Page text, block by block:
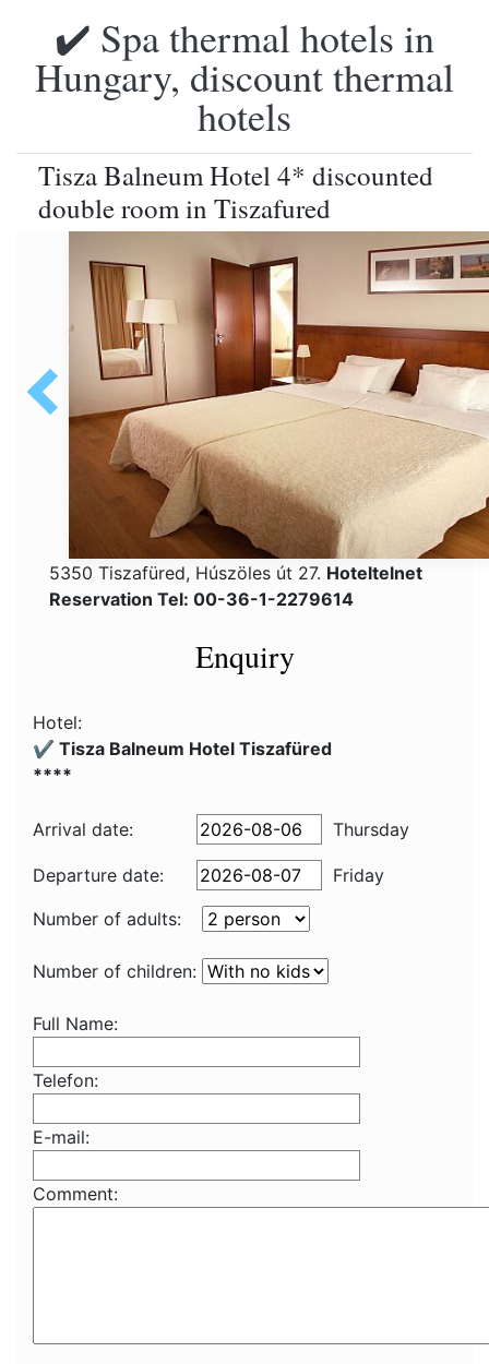
✔️ Spa thermal hotels in
Hungary, discount thermal
hotels
Tisza Balneum Hotel 4* discounted
double room in Tiszafured
5350 Tiszafüred, Húszöles út 27. Hoteltelnet
Reservation Tel: 00-36-1-2279614
Enquiry
Hotel:
✔️ Tisza Balneum Hotel Tiszafüred
****
Arrival date: Thursday
Departure date:
Friday
Number of adults:
Number of children:
Full Name:
Telefon:
E-mail:
Comment: